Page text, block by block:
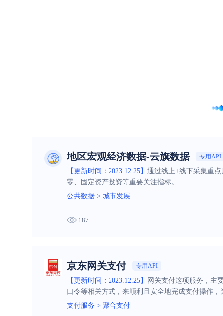
地区宏观经济数据-云旗数据 专用API
【更新时间：2023.12.25】 通过线上+线下采集重
零、固定资产投资等重要关注指标。
公共数据 > 城市发展
187
京东网关支付 专用API
【更新时间：2023.12.25】
网关支付这项服务，主
口令等相关方式，来顺利且安全地完成支付操作
支付服务 > 聚合支付